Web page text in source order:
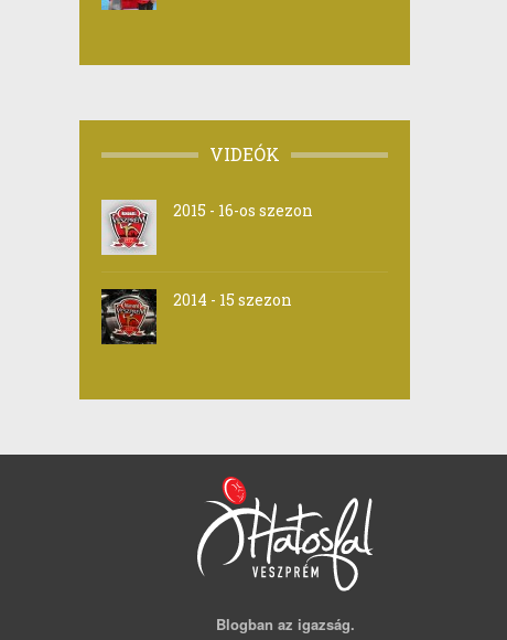
VIDEÓK
2015 - 16-os szezon
2014 - 15 szezon
Blogban az igazság.